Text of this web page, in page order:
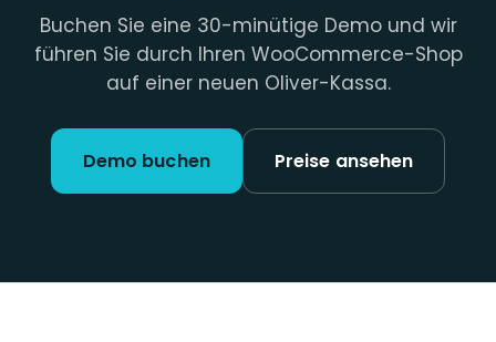
Buchen Sie eine 30-minütige Demo und wir
führen Sie durch Ihren WooCommerce-Shop
auf einer neuen Oliver-Kassa.
Demo buchen Preise ansehen